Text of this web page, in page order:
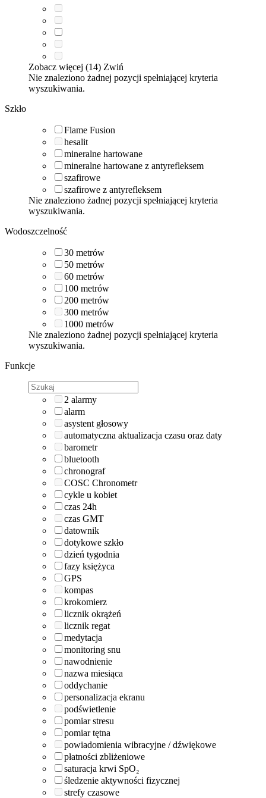
Zobacz więcej (14) Zwiń
Nie znaleziono żadnej pozycji spełniającej kryteria
wyszukiwania.
Szkło
Flame Fusion
hesalit
mineralne hartowane
mineralne hartowane z antyrefleksem
szafirowe
szafirowe z antyrefleksem
Nie znaleziono żadnej pozycji spełniającej kryteria
wyszukiwania.
Wodoszczelność
30 metrów
50 metrów
60 metrów
100 metrów
200 metrów
300 metrów
1000 metrów
Nie znaleziono żadnej pozycji spełniającej kryteria
wyszukiwania.
Funkcje
2 alarmy
alarm
asystent głosowy
automatyczna aktualizacja czasu oraz daty
barometr
bluetooth
chronograf
COSC Chronometr
cykle u kobiet
czas 24h
czas GMT
datownik
dotykowe szkło
dzień tygodnia
fazy księżyca
GPS
kompas
krokomierz
licznik okrążeń
licznik regat
medytacja
monitoring snu
nawodnienie
nazwa miesiąca
oddychanie
personalizacja ekranu
podświetlenie
pomiar stresu
pomiar tętna
powiadomienia wibracyjne / dźwiękowe
płatności zbliżeniowe
saturacja krwi SpO₂
śledzenie aktywności fizycznej
strefy czasowe